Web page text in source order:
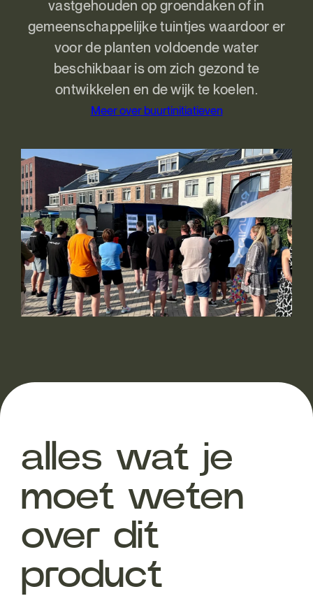
vastgehouden op groendaken of in
gemeenschappelijke tuintjes waardoor er
voor de planten voldoende water
beschikbaar is om zich gezond te
ontwikkelen en de wijk te koelen.
Meer over buurtinitiatieven
alles wat je
moet weten
over dit
product